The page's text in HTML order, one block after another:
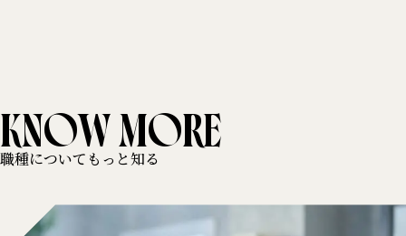
職種についてもっと知る
KNOW MORE